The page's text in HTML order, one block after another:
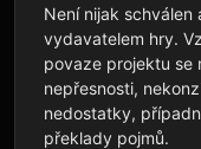
Není nijak
vydavatelem hry.
povaze projektu se
nepřesnosti,
nedostatky,
překlady pojmů.